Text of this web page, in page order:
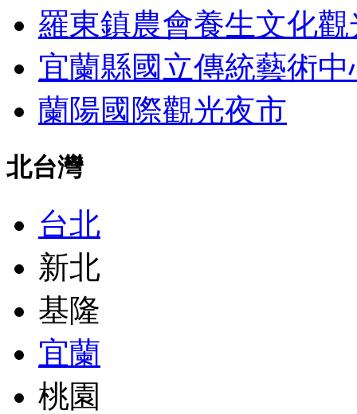
羅東鎮農會養生文化
宜蘭縣國立傳統藝術中
蘭陽國際觀光夜市
北台灣
台北
新北
基隆
宜蘭
桃園